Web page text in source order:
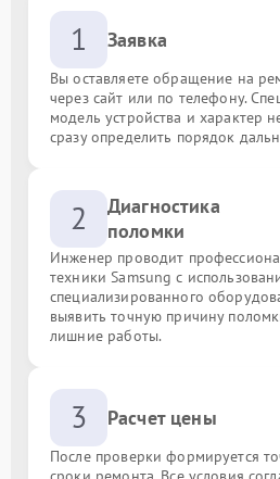
1 Заявка
Вы оставляете обращение на
через сайт или по телефону.
модель устройства и характер
сразу определить порядок
2
Диагностика
поломки
Инженер проводит
техники Samsung с
специализированного
выявить точную причину
лишние работы.
3 Расчет цены
После проверки формируется